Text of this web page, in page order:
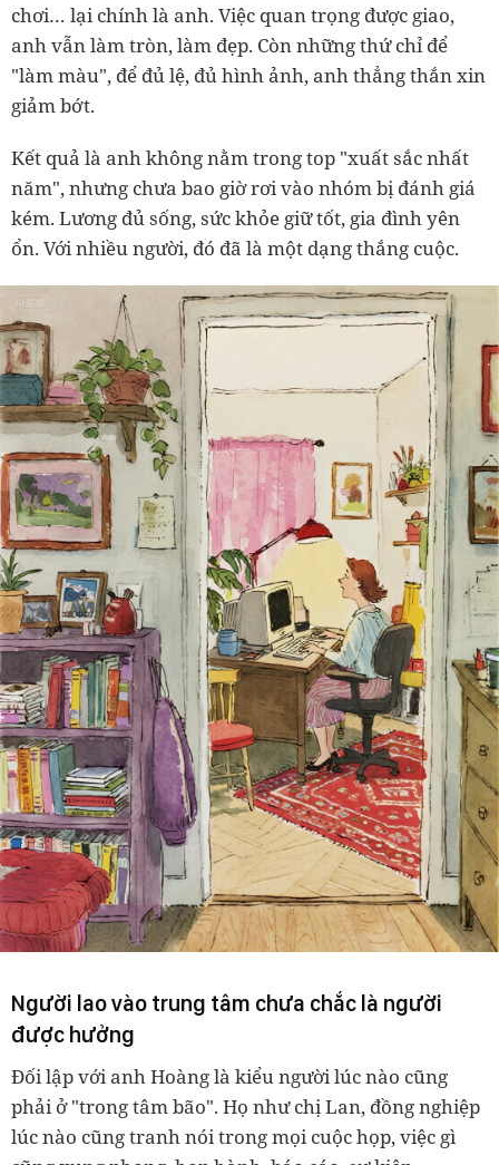
chơi… lại chính là anh. Việc quan trọng được giao,
anh vẫn làm tròn, làm đẹp. Còn những thứ chỉ để
"làm màu", để đủ lệ, đủ hình ảnh, anh thẳng thắn xin
giảm bớt.
Kết quả là anh không nằm trong top "xuất sắc nhất
năm", nhưng chưa bao giờ rơi vào nhóm bị đánh giá
kém. Lương đủ sống, sức khỏe giữ tốt, gia đình yên
ổn. Với nhiều người, đó đã là một dạng thắng cuộc.
Người lao vào trung tâm chưa chắc là người
được hưởng
Đối lập với anh Hoàng là kiểu người lúc nào cũng
phải ở "trong tâm bão". Họ như chị Lan, đồng nghiệp
lúc nào cũng tranh nói trong mọi cuộc họp, việc gì